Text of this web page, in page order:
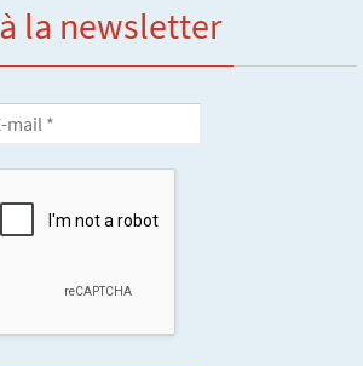
la newsletter